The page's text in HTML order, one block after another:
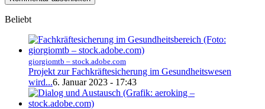
Beliebt
giorgiomtb – stock.adobe.com
Projekt zur Fachkräftesicherung im Gesundheitswesen
wird...6. Januar 2023 - 17:43